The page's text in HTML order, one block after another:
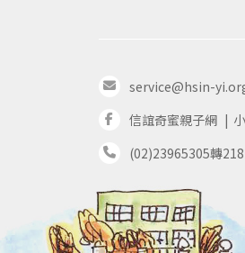
service@hsin-
信誼奇蜜親子網
(02)23965305轉